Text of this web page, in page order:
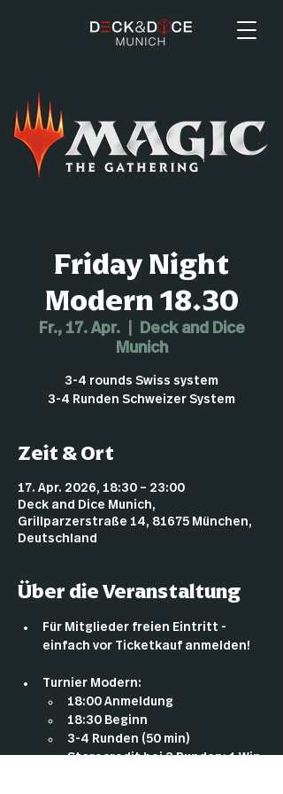
Friday Night
Modern 18.30
Fr., 17. Apr.
  |
Deck and Dice
Munich
3-4 rounds Swiss system
3-4 Runden Schweizer System
Zeit & Ort
17. Apr. 2026, 18:30 – 23:00
Deck and Dice Munich,
Grillparzerstraße 14, 81675 München,
Deutschland
Über die Veranstaltung
Für Mitglieder freien Eintritt -
einfach vor Ticketkauf anmelden!
Turnier Modern:
18:00 Anmeldung
18:30 Beginn
3-4 Runden (50 min)
Storecredit bei 3 Runden: 1 Win